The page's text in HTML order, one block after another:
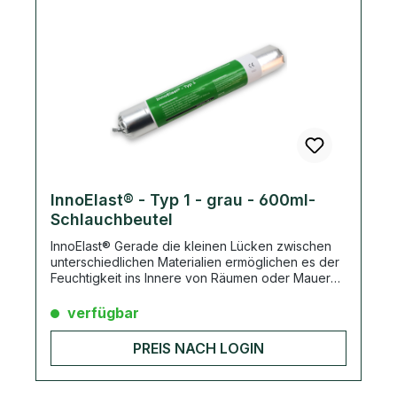
InnoElast® - Typ 1 - grau - 600ml-
Schlauchbeutel
InnoElast® Gerade die kleinen Lücken zwischen
unterschiedlichen Materialien ermöglichen es der
Feuchtigkeit ins Innere von Räumen oder Mauern
sind die Konsequenzen wie gefährlicher
Schimmelbefall einfach und schnell zu verhindern.
Mit InnoElast® Typ 1 von BT innovation können die
Fugen sicher abgedichtet werden. Damit wird
verfügbar
PREIS NACH LOGIN